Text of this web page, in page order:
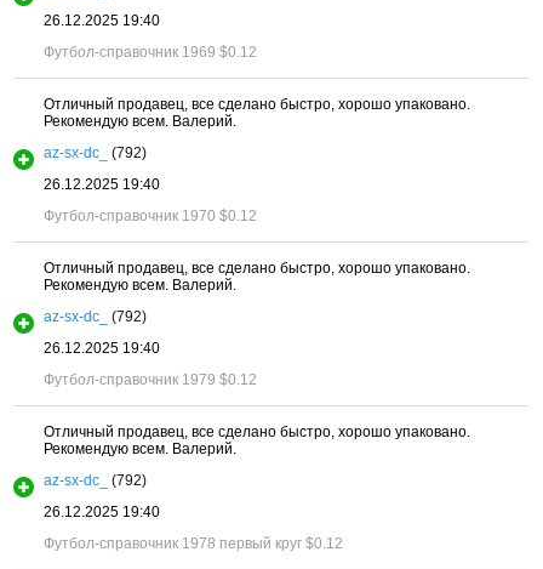
26.12.2025 19:40
Футбол-справочник 1969 $0.12
Отличный продавец, все сделано быстро, хорошо упаковано.
Рекомендую всем. Валерий.
az-sx-dc_
(792)
26.12.2025 19:40
Футбол-справочник 1970 $0.12
Отличный продавец, все сделано быстро, хорошо упаковано.
Рекомендую всем. Валерий.
az-sx-dc_
(792)
26.12.2025 19:40
Футбол-справочник 1979 $0.12
Отличный продавец, все сделано быстро, хорошо упаковано.
Рекомендую всем. Валерий.
az-sx-dc_
(792)
26.12.2025 19:40
Футбол-справочник 1978 первый круг $0.12